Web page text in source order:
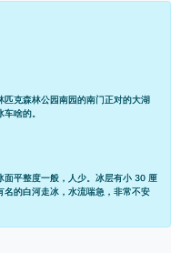
克森林公园南园的南门正对的大湖
啥的。
面平整度一般，人少。冰层有小 30 厘
的白河走冰，水流喘急，非常不安